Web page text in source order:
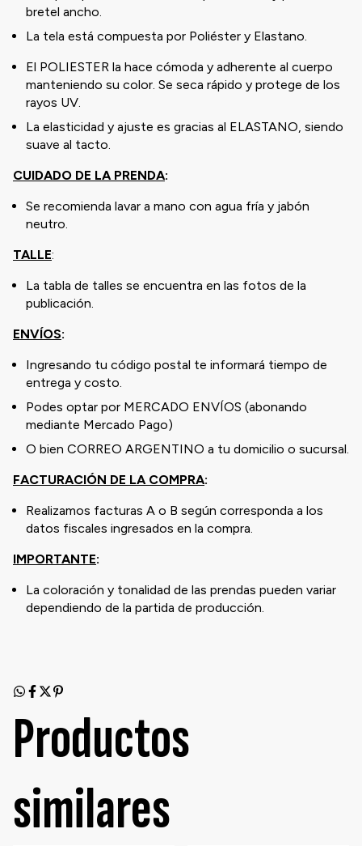
bretel ancho.
La tela está compuesta por Poliéster y Elastano.
El POLIESTER la hace cómoda y adherente al cuerpo
manteniendo su color. Se seca rápido y protege de los
rayos UV.
La elasticidad y ajuste es gracias al ELASTANO, siendo
suave al tacto.
CUIDADO DE LA PRENDA:
Se recomienda lavar a mano con agua fría y jabón
neutro.
TALLE:
La tabla de talles se encuentra en las fotos de la
publicación.
ENVÍOS:
Ingresando tu código postal te informará tiempo de
entrega y costo.
Podes optar por MERCADO ENVÍOS (abonando
mediante Mercado Pago)
O bien CORREO ARGENTINO a tu domicilio o sucursal.
FACTURACIÓN DE LA COMPRA:
Realizamos facturas A o B según corresponda a los
datos fiscales ingresados en la compra.
IMPORTANTE:
La coloración y tonalidad de las prendas pueden variar
dependiendo de la partida de producción.
Productos
similares